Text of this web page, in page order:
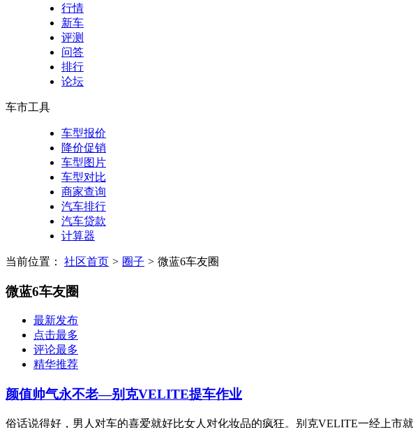
行情
新车
评测
问答
排行
论坛
车市工具
车型报价
降价促销
车型图片
车型对比
商家查询
汽车排行
汽车贷款
计算器
当前位置： 社区首页 > 圈子 > 微蓝6车友圈
微蓝6车友圈
最新发布
点击最多
评论最多
精华推荐
颜值帅气永不老—别克VELITE提车作业
俗话说得好，男人对车的喜爱就好比女人对化妆品的疯狂。别克VELITE一经上